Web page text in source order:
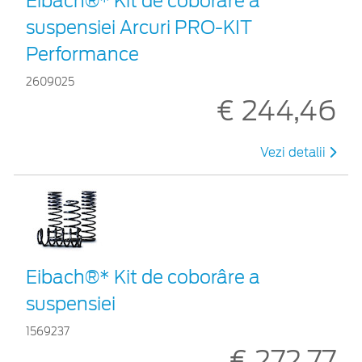
suspensiei Arcuri PRO-KIT
Performance
2609025
€ 244,46
Vezi detalii
Eibach®* Kit de coborâre a
suspensiei
1569237